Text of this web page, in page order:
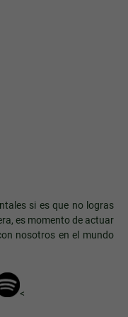
si es que no logras
es momento de actuar
nosotros en el mundo
<